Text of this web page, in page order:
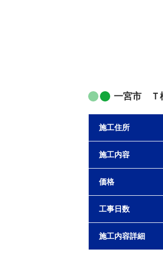
一宮市 Ｔ
施工住所
施工内容
価格
工事日数
施工内容詳細